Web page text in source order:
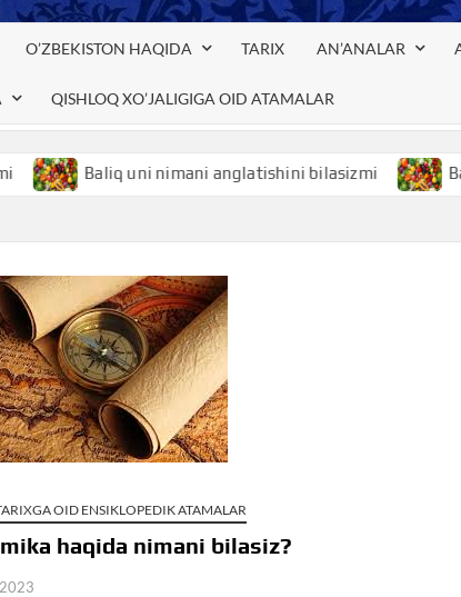
O’ZBEKISTON HAQIDA TARIX AN’ANALAR
QISHLOQ XO’JALIGIGA OID ATAMALAR
Baliq uni nimani anglatishini bilasizmi
OID ENSIKLOPEDIK ATAMALAR
haqida nimani bilasiz?